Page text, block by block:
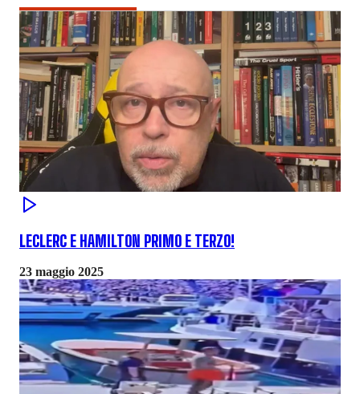
LECLERC E HAMILTON PRIMO E TERZO!
23 maggio 2025